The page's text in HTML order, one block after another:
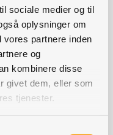
sociale medier og til
oplysninger om
partnere inden
og
kombinere disse
givet dem, eller som
tjenester.
deres indkøb hos
skal have noget ud
blandt andet, at